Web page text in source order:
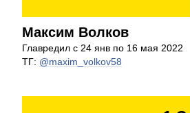
Максим Волков
Главредил с 24 янв по 16 мая 2022
ТГ: @maxim_volkov58